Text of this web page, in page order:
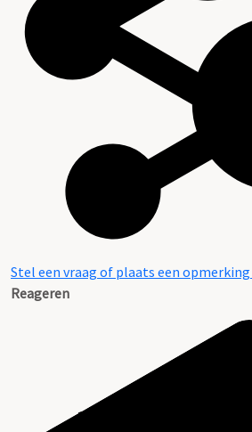
Stel een vraag of plaats een
Reageren